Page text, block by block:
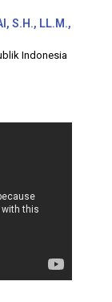
S.H., LL.M.,
Indonesia